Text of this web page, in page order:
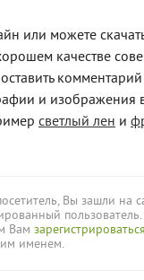
или можете
качестве
и изображения
светлый лен и
Вы зашли на
Вам зарегистрироваться
именем.